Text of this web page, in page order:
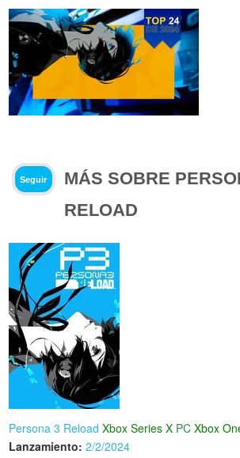
Seguir
MÁS SOBRE
RELOAD
Persona 3 Reload Xbox Series X PC Xbox
Lanzamiento: 2/2/2024